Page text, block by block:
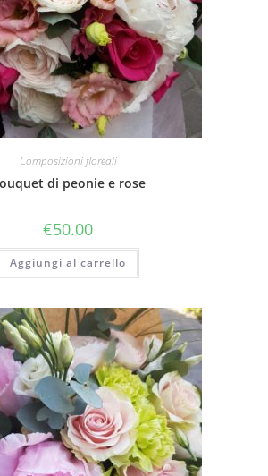
Composizioni floreali
di peonie e rose
€50.00
Aggiungi al carrello